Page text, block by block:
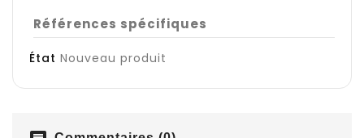
Références spécifiques
État Nouveau produit